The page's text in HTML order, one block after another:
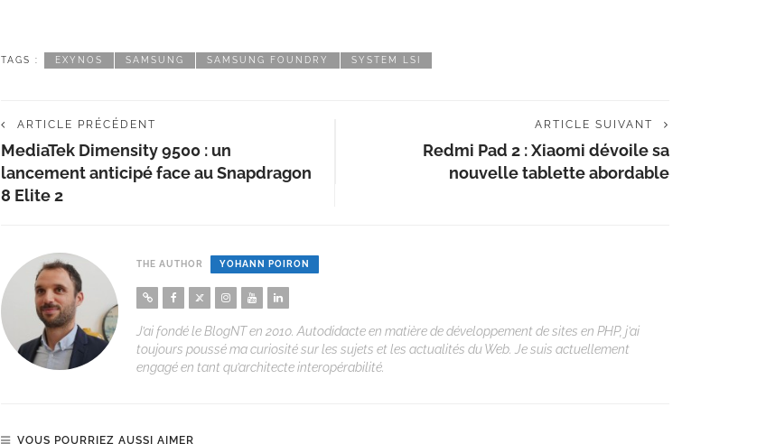
TAGS : EXYNOS SAMSUNG SAMSUNG FOUNDRY SYSTEM LSI
ARTICLE PRÉCÉDENT
MediaTek Dimensity 9500 : un
lancement anticipé face au Snapdragon
8 Elite 2
ARTICLE SUIVANT
Redmi Pad 2 : Xiaomi dévoile sa
nouvelle tablette abordable
THE AUTHOR YOHANN POIRON
J’ai fondé le BlogNT en 2010. Autodidacte en matière de développement de sites en PHP, j’ai
toujours poussé ma curiosité sur les sujets et les actualités du Web. Je suis actuellement
engagé en tant qu’architecte interopérabilité.
VOUS POURRIEZ AUSSI AIMER